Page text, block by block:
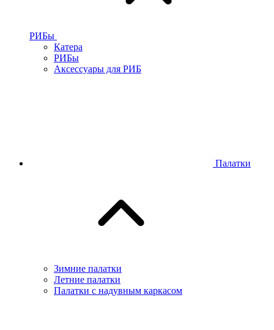
РИБы
Катера
РИБы
Аксессуары для РИБ
Палатки
Зимние палатки
Летние палатки
Палатки с надувным каркасом